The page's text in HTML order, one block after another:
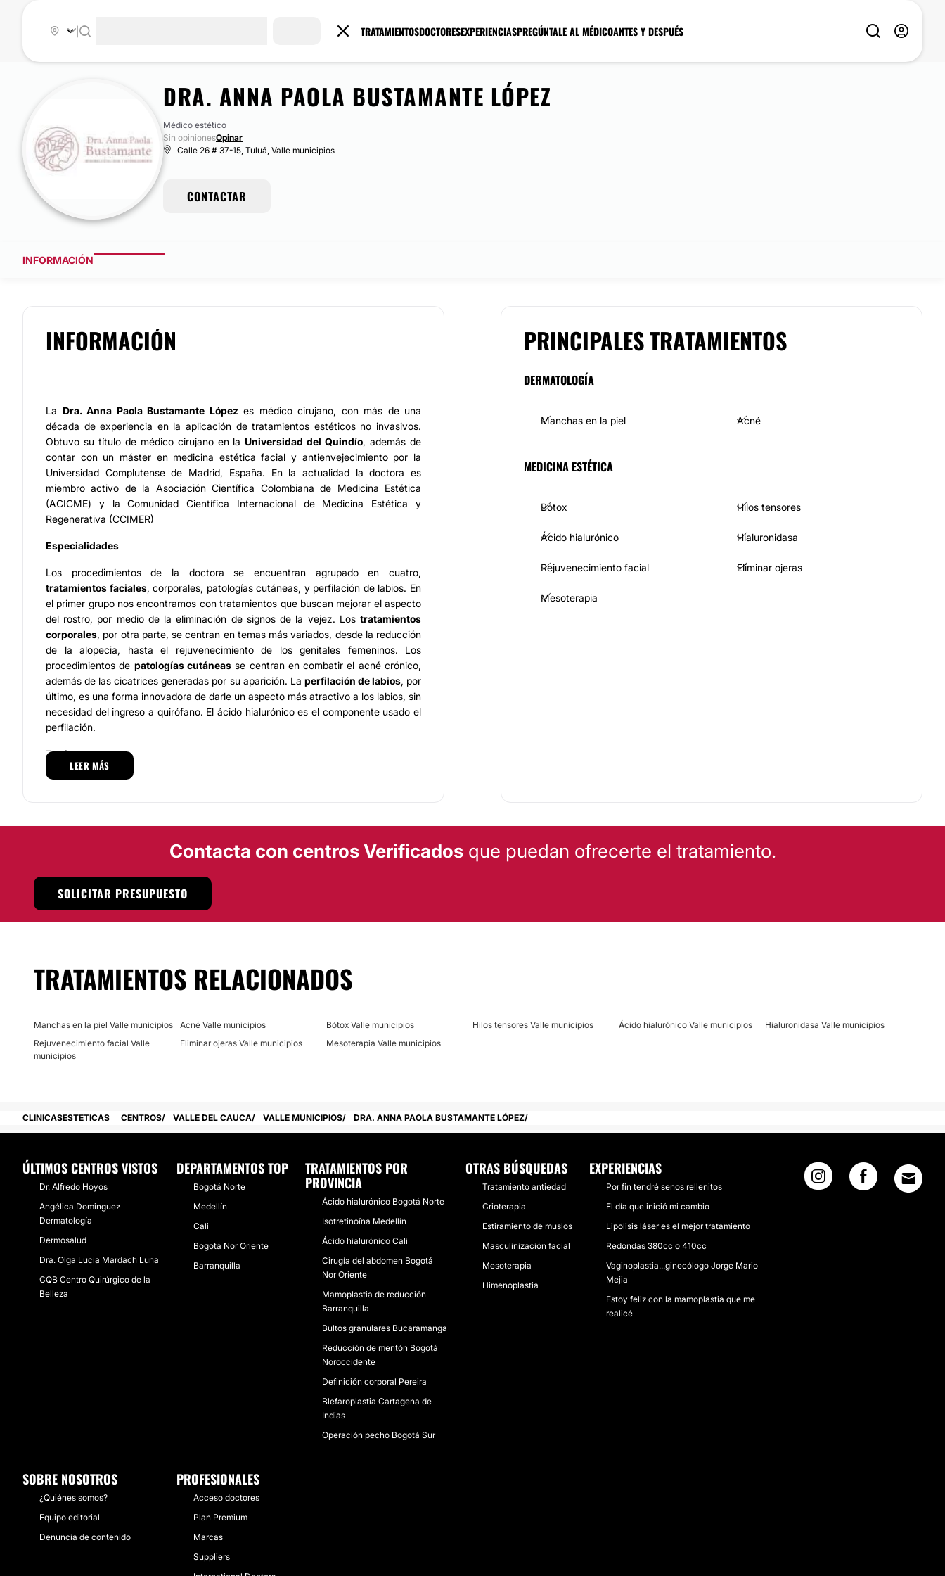
TRATAMIENTOSDOCTORESEXPERIENCIASPREGÚNTALE AL MÉDICOANTES Y DESPUÉS
DRA. ANNA PAOLA BUSTAMANTE LÓPEZ
Médico estético
Sin opinionesOpinar
Calle 26 # 37-15, Tuluá, Valle municipios
CONTACTAR
INFORMACIÓN
INFORMACIÓN
La Dra. Anna Paola Bustamante López es médico cirujano, con más de una
década de experiencia en la aplicación de tratamientos estéticos no invasivos.
Obtuvo su título de médico cirujano en laUniversidad del Quindío, además de
contar con un máster en medicina estética facial y antienvejecimiento por la
Universidad Complutense de Madrid, España. En la actualidad la doctora es
miembro activo de la Asociación Científica Colombiana de Medicina Estética
(ACICME) y la Comunidad Científica Internacional de Medicina Estética y
Regenerativa (CCIMER)
Especialidades
Los procedimientos de la doctora se encuentran agrupado en cuatro,
tratamientos faciales, corporales, patologías cutáneas, y perfilación de labios. En
el primer grupo nos encontramos con tratamientos que buscan mejorar el aspecto
del rostro, por medio de la eliminación de signos de la vejez. Los tratamientos
corporales, por otra parte, se centran en temas más variados, desde la reducción
de la alopecia, hasta el rejuvenecimiento de los genitales femeninos. Los
procedimientos de patologías cutáneasse centran en combatir el acné crónico,
además de las cicatrices generadas por su aparición. La perfilación de labios, por
último, es una forma innovadora de darle un aspecto más atractivo a los labios, sin
necesidad del ingreso a quirófano. El ácido hialurónico es el componente usado el
perfilación.
Equipos
Hay dos características que hacen que la doctora sea la mejor en su labor: el
atención cálida y clara para con el paciente. Luego tenemos lastécnicas y
, resaltantes por ser los más innovadores del mercado,
logrando así resultados más detallados y con niveles de dolor mínimo en el
Ubicación
Posibilidad de videoconsulta:
Financiación o facilidades de pago:
No
LEER MÁS
PRINCIPALES TRATAMIENTOS
DERMATOLOGÍA
Manchas en la piel Acné
MEDICINA ESTÉTICA
Bótox Hilos tensores
Ácido hialurónico Hialuronidasa
Rejuvenecimiento facial Eliminar ojeras
Mesoterapia
Contacta con centros Verificadosque puedan ofrecerte el tratamiento.
SOLICITAR PRESUPUESTO
TRATAMIENTOS RELACIONADOS
Manchas en la piel Valle municipios Acné Valle municipios Bótox Valle municipios Hilos tensores Valle municipios Ácido hialurónico Valle municipios
Hialuronidasa Valle municipios
Rejuvenecimiento facial Valle
municipios
Eliminar ojeras Valle municipios Mesoterapia Valle municipios
CLINICASESTETICAS CENTROS VALLE DEL CAUCA VALLE MUNICIPIOS DRA. ANNA PAOLA BUSTAMANTE LÓPEZ
ÚLTIMOS CENTROS VISTOS
Dr. Alfredo Hoyos
Angélica Dominguez
Dermatología
Dermosalud
Dra. Olga Lucia Mardach Luna
CQB Centro Quirúrgico de la
Belleza
DEPARTAMENTOS TOP
Bogotá Norte
Medellín
Cali
Bogotá Nor Oriente
Barranquilla
TRATAMIENTOS POR
PROVINCIA
Ácido hialurónico Bogotá Norte
Isotretinoína Medellín
Ácido hialurónico Cali
Cirugía del abdomen Bogotá
Nor Oriente
Mamoplastia de reducción
Barranquilla
Bultos granulares Bucaramanga
Reducción de mentón Bogotá
Noroccidente
Definición corporal Pereira
Blefaroplastia Cartagena de
Indias
Operación pecho Bogotá Sur
OTRAS BÚSQUEDAS
Tratamiento antiedad
Crioterapia
Estiramiento de muslos
Masculinización facial
Mesoterapia
Himenoplastia
EXPERIENCIAS
Por fin tendré senos rellenitos
El día que inició mi cambio
Lipolisis láser es el mejor tratamiento
Redondas 380cc o 410cc
Vaginoplastia...ginecólogo Jorge Mario
Mejia
Estoy feliz con la mamoplastia que me
realicé
SOBRE NOSOTROS
¿Quiénes somos?
Equipo editorial
Denuncia de contenido
PROFESIONALES
Acceso doctores
Plan Premium
Marcas
Suppliers